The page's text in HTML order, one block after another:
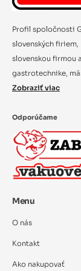
Profil spoločnosti
slovenských firiem,
slovenskou firmou
gastrotechnike,
Zobraziť viac
Odporúčame
Menu
O nás
Kontakt
Ako nakupovať